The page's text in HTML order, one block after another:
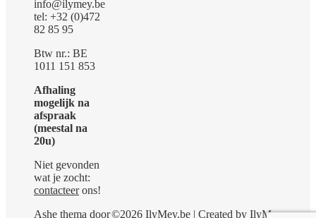
info@ilymey.be
tel: +32 (0)472
82 85 95
Btw nr.: BE
1011 151 853
Afhaling
mogelijk na
afspraak
(meestal na
20u)
Niet gevonden
wat je zocht:
contacteerons!
©2026 IlyMey.be | Created by IlyMey
Ashe thema door